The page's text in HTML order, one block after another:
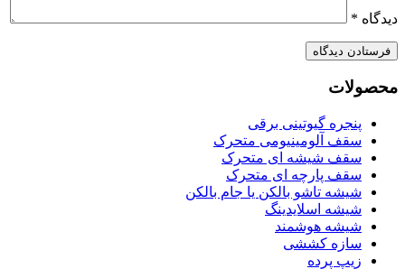
دیدگاه *
محصولات
پنجره گیوتینی برقی
سقف آلومینیومی متحرک
سقف شیشه ای متحرک
سقف پارچه ای متحرک
شیشه تاشو بالکن یا جام بالکن
شیشه اسلایدینگ
شیشه هوشمند
سازه کششی
زیپ پرده